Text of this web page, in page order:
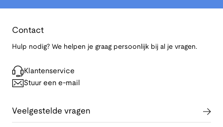
Contact
Hulp nodig? We helpen je graag persoonlijk bij al je vragen.
Klantenservice
Stuur een e-mail
Veelgestelde vragen